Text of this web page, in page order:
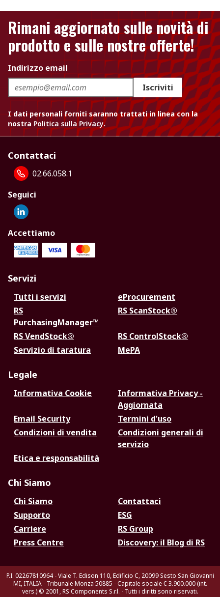
Rimani aggiornato sulle novità di
prodotto e sulle nostre offerte!
Indirizzo email
Iscriviti
I dati personali forniti saranno trattati in linea con la
nostra Politica sulla Privacy.
Contattaci
02.66.058.1
Seguici
Accettiamo
Servizi
Tutti i servizi
eProcurement
RS
PurchasingManager™
RS ScanStock®
RS VendStock®
RS ControlStock®
Servizio di taratura
MePA
Legale
Informativa Cookie
Informativa Privacy -
Aggiornata
Email Security
Termini d'uso
Condizioni di vendita
Condizioni generali di
servizio
Etica e responsabilità
Chi Siamo
Chi Siamo
Contattaci
Supporto
ESG
Carriere
RS Group
Press Centre
Discovery: il Blog di RS
P.I. 02267810964 - Viale T. Edison 110, Edificio C, 20099 Sesto San Giovanni
MI, ITALIA - Tribunale Monza 50885 - Capitale sociale € 3.900.000 (int.
vers.) © 2001, RS Components S.r.l. - Tutti i diritti sono riservati.